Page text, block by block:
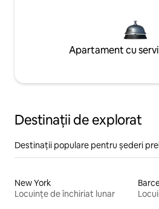
Apartament cu
Destinații de explorat
Destinații populare pentru șederi
New York
Locuințe de închiriat lunar